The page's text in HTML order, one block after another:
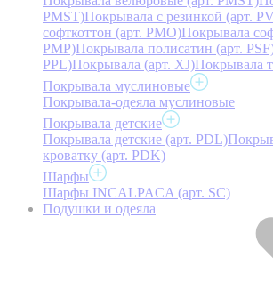
PMST)Покрывала с резинкой (арт.
софткоттон (арт. PMO)Покрывала
PMP)Покрывала полисатин (арт.
PPL)Покрывала (арт. XJ)Покрывала
Покрывала муслиновые
Покрывала-одеяла муслиновые
Покрывала детские
Покрывала детские (арт. PDL)
кроватку (арт. PDK)
Шарфы
Шарфы INCALPACA (арт. SC)
Подушки и одеяла